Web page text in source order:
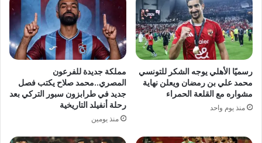
رسميًا الأهلي يوجه الشكر للتونسي
محمد علي بن رمضان ويعلن نهاية
مشواره مع القلعة الحمراء
منذ يوم واحد
مملكة جديدة للفرعون
المصري..محمد صلاح يكتب فصل
جديد في طرابزون سبور التركي بعد
رحلة أنفيلد التاريخية
منذ يومين